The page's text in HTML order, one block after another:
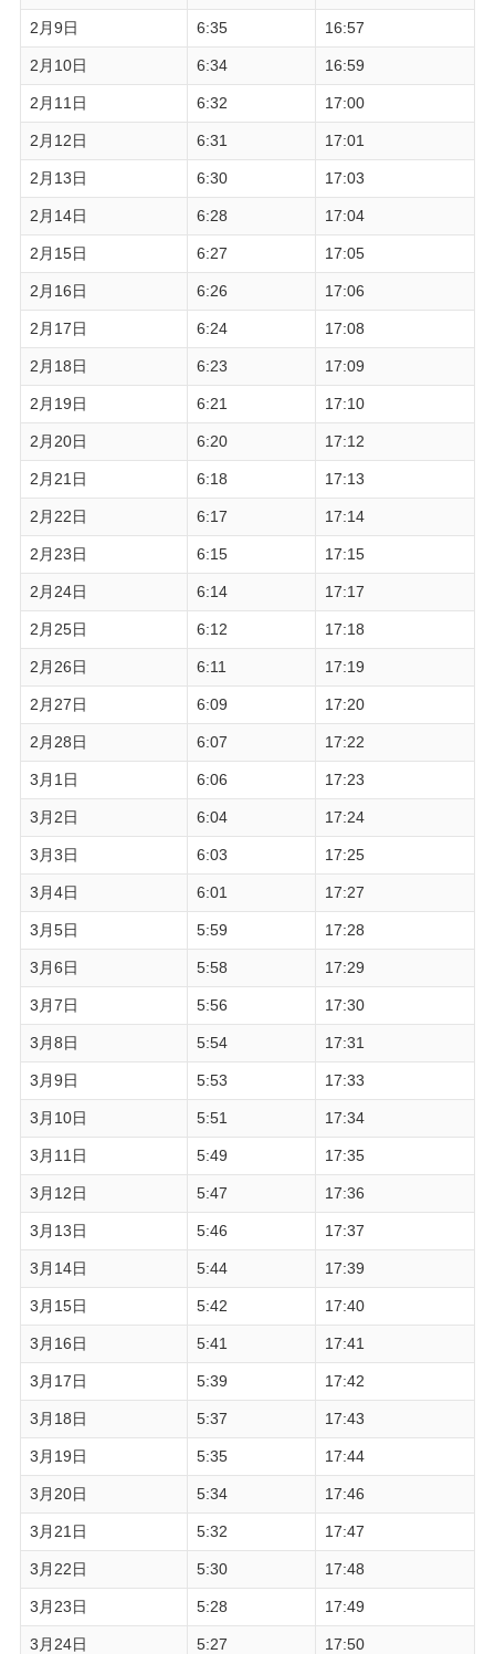
2月9日 6:35 16:57
2月10日 6:34 16:59
2月11日 6:32 17:00
2月12日 6:31 17:01
2月13日 6:30 17:03
2月14日 6:28 17:04
2月15日 6:27 17:05
2月16日 6:26 17:06
2月17日 6:24 17:08
2月18日 6:23 17:09
2月19日 6:21 17:10
2月20日 6:20 17:12
2月21日 6:18 17:13
2月22日 6:17 17:14
2月23日 6:15 17:15
2月24日 6:14 17:17
2月25日 6:12 17:18
2月26日 6:11 17:19
2月27日 6:09 17:20
2月28日 6:07 17:22
3月1日 6:06 17:23
3月2日 6:04 17:24
3月3日 6:03 17:25
3月4日 6:01 17:27
3月5日 5:59 17:28
3月6日 5:58 17:29
3月7日 5:56 17:30
3月8日 5:54 17:31
3月9日 5:53 17:33
3月10日 5:51 17:34
3月11日 5:49 17:35
3月12日 5:47 17:36
3月13日 5:46 17:37
3月14日 5:44 17:39
3月15日 5:42 17:40
3月16日 5:41 17:41
3月17日 5:39 17:42
3月18日 5:37 17:43
3月19日 5:35 17:44
3月20日 5:34 17:46
3月21日 5:32 17:47
3月22日 5:30 17:48
3月23日 5:28 17:49
3月24日 5:27 17:50